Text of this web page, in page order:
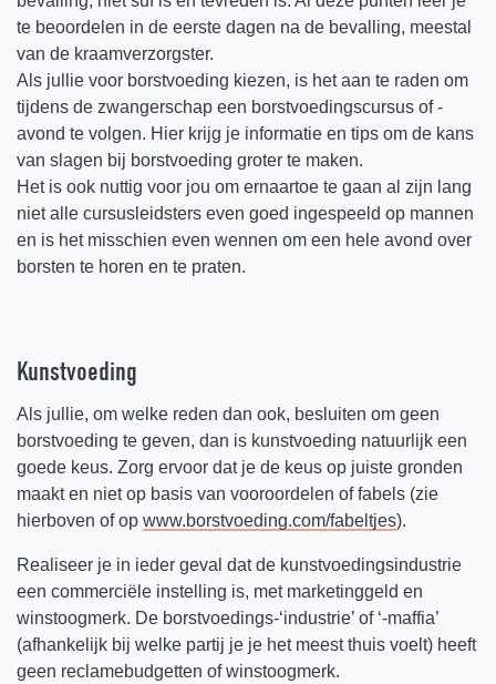
te beoordelen in de eerste dagen na de bevalling, meestal
van de kraamverzorgster.
Als jullie voor borstvoeding kiezen, is het aan te raden om
tijdens de zwangerschap een borstvoedingscursus of -
avond te volgen. Hier krijg je informatie en tips om de kans
van slagen bij borstvoeding groter te maken.
Het is ook nuttig voor jou om ernaartoe te gaan al zijn lang
niet alle cursusleidsters even goed ingespeeld op mannen
en is het misschien even wennen om een hele avond over
borsten te horen en te praten.
Kunstvoeding
Als jullie, om welke reden dan ook, besluiten om geen
borstvoeding te geven, dan is kunstvoeding natuurlijk een
goede keus. Zorg ervoor dat je de keus op juiste gronden
maakt en niet op basis van vooroordelen of fabels (zie
hierboven of op www.borstvoeding.com/fabeltjes).
Realiseer je in ieder geval dat de kunstvoedingsindustrie
een commerciële instelling is, met marketinggeld en
winstoogmerk. De borstvoedings-‘industrie’ of ‘-maffia’
(afhankelijk bij welke partij je je het meest thuis voelt) heeft
geen reclamebudgetten of winstoogmerk.